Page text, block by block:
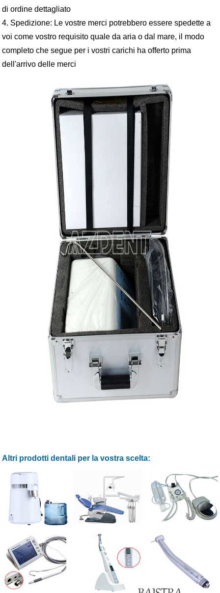
di ordine dettagliato
4. Spedizione: Le vostre merci potrebbero essere spedette a
voi come vostro requisito quale da aria o dal mare, il modo
completo che segue per i vostri carichi ha offerto prima
dell'arrivo delle merci
Altri prodotti dentali per la vostra scelta: